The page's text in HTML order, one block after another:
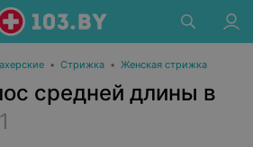
• Стрижка • Женская стрижка
средней длины в
1